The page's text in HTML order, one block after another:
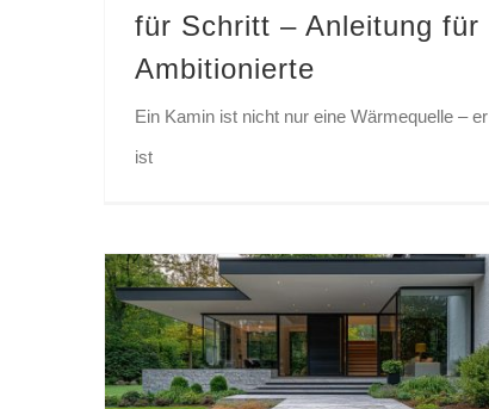
für Schritt – Anleitung für
Ambitionierte
Ein Kamin ist nicht nur eine Wärmequelle – er
ist